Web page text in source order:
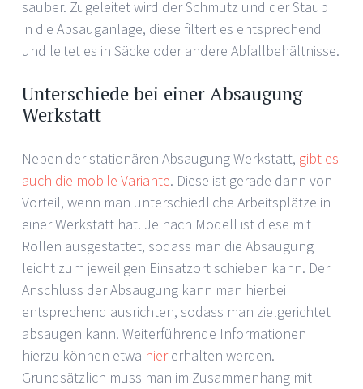
sauber. Zugeleitet wird der Schmutz und der Staub
in die Absauganlage, diese filtert es entsprechend
und leitet es in Säcke oder andere Abfallbehältnisse.
Unterschiede bei einer Absaugung
Werkstatt
Neben der stationären Absaugung Werkstatt, gibt es
auch die mobile Variante. Diese ist gerade dann von
Vorteil, wenn man unterschiedliche Arbeitsplätze in
einer Werkstatt hat. Je nach Modell ist diese mit
Rollen ausgestattet, sodass man die Absaugung
leicht zum jeweiligen Einsatzort schieben kann. Der
Anschluss der Absaugung kann man hierbei
entsprechend ausrichten, sodass man zielgerichtet
absaugen kann. Weiterführende Informationen
hierzu können etwa hiererhalten werden.
Grundsätzlich muss man im Zusammenhang mit